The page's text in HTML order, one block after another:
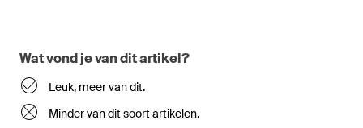
Wat vond je van dit artikel?
Leuk, meer van dit.
Minder van dit soort artikelen.